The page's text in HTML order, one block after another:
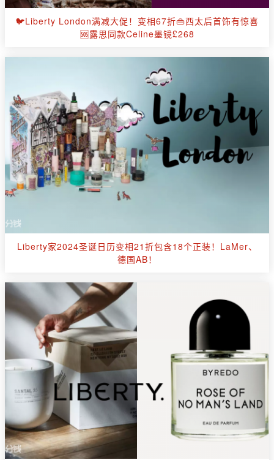
🐦Liberty London满减大促！变相67折👜西太后首饰有惊喜
🆘露思同款Celine墨镜£268
Liberty家2024圣诞日历变相21折包含18个正装！LaMer、
德国AB！